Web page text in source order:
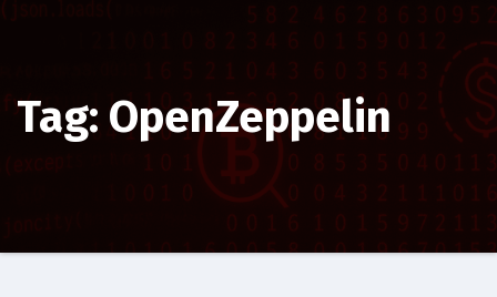
Tag: OpenZeppelin